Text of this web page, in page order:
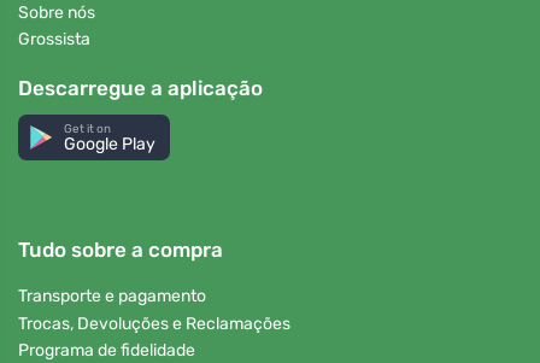
Sobre nós
Grossista
Descarregue a aplicação
Get it on
Google Play
Tudo sobre a compra
Transporte e pagamento
Trocas, Devoluções e Reclamações
Programa de fidelidade